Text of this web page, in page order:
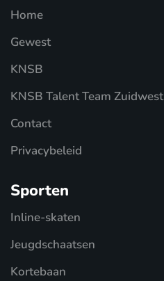
Home
Gewest
KNSB
KNSB Talent Team Zuidwest
Contact
Privacybeleid
Sporten
Inline-skaten
Jeugdschaatsen
Kortebaan